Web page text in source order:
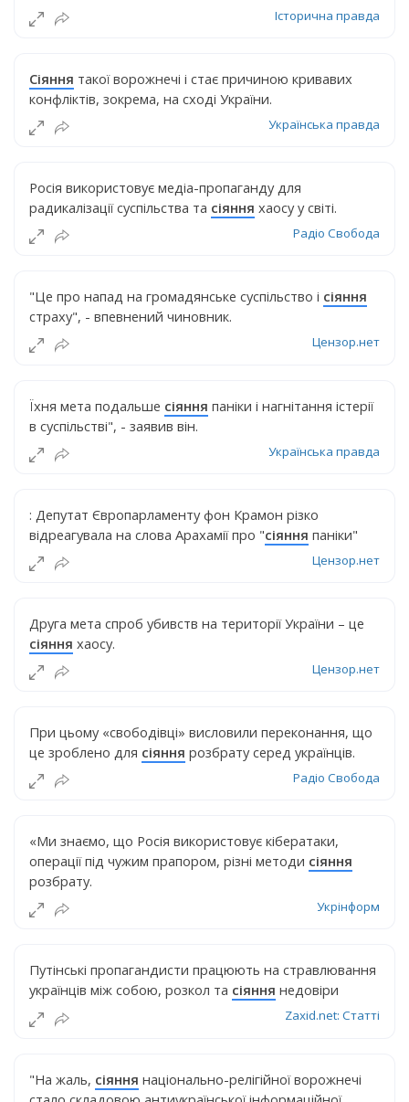
Історична правда
Сіяння такої ворожнечі і стає причиною кривавих
конфліктів, зокрема, на сході України.
Українська правда
Росія використовує медіа-пропаганду для
радикалізації суспільства та сіяння хаосу у світі.
Радіо Свобода
"Це про напад на громадянське суспільство і сіяння
страху", - впевнений чиновник.
Цензор.нет
Їхня мета подальше сіяння паніки і нагнітання істерії
в суспільстві", - заявив він.
Українська правда
: Депутат Європарламенту фон Крамон різко
відреагувала на слова Арахамії про "сіяння паніки"
Цензор.нет
Друга мета спроб убивств на території України – це
сіяння хаосу.
Цензор.нет
При цьому «свободівці» висловили переконання, що
це зроблено для сіяння розбрату серед українців.
Радіо Свобода
«Ми знаємо, що Росія використовує кібератаки,
операції під чужим прапором, різні методи сіяння
розбрату.
Укрінформ
Путінські пропагандисти працюють на стравлювання
українців між собою, розкол та сіяння недовіри
Zaxid.net: Статті
"На жаль, сіяння національно-релігійної ворожнечі